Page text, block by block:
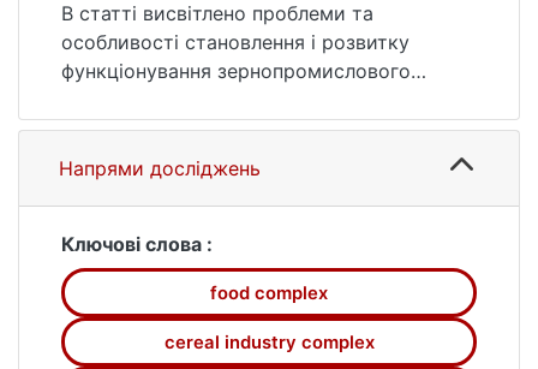
213 (дата звернення: 25.07.2026).
В статті висвітлено проблеми та
особливості становлення і розвитку
функціонування зернопромислового
господарювання, охарактеризовано
тенденції виробництва зернової продукції
Подільського суспільно-географічного
Напрями досліджень
Ключові слова :
food complex
cereal industry complex